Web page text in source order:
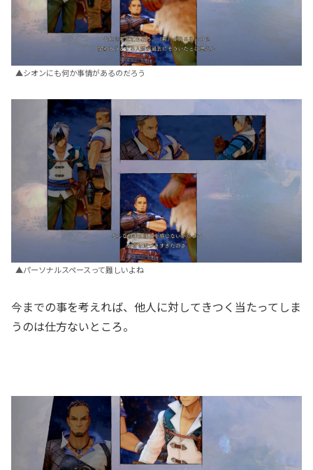
▲シオンにも何か事情があるのだろう
▲パーソナルスペースって難しいよね
今までの事を考えれば、他人に対してきつく当たってしま
うのは仕方ないところ。